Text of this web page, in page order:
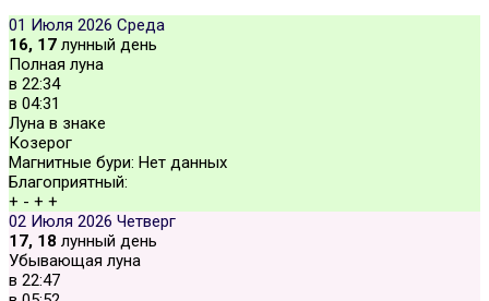
01 Июля 2026 Среда
16, 17 лунный день
Полная луна
в 22:34
в 04:31
Луна в знаке
Козерог
Магнитные бури: Нет данных
Благоприятный:
+ - + +
02 Июля 2026 Четверг
17, 18 лунный день
Убывающая луна
в 22:47